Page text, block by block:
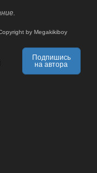
by Megakikiboy
Подпишись
на автора